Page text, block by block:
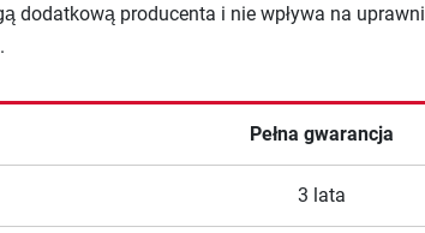
dodatkową producenta i nie wpływa na
Pełna gwarancja
3 lata